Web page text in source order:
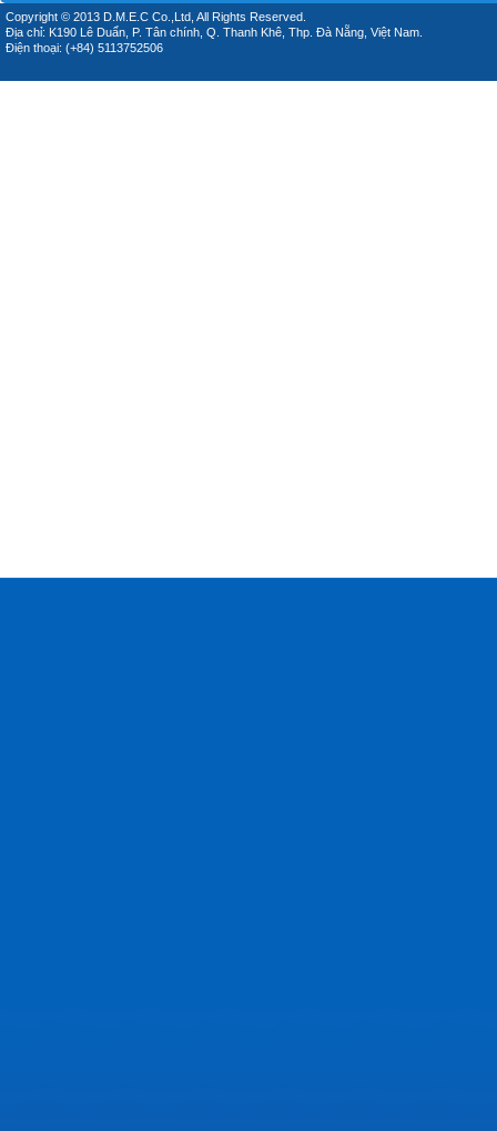
Copyright © 2013 D.M.E.C Co.,Ltd, All Rights Reserved.
Địa chỉ: K190 Lê Duẩn, P. Tân chính, Q. Thanh Khê, Thp. Đà Nẵng, Việt Nam.
Điện thoại: (+84) 5113752506